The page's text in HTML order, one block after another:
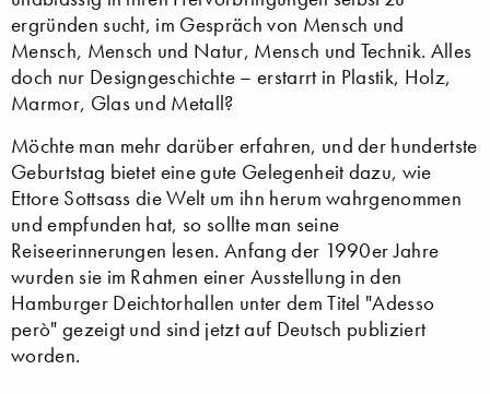
ergründen sucht, im Gespräch von Mensch und
Mensch, Mensch und Natur, Mensch und Technik. Alles
doch nur Designgeschichte ­– erstarrt in Plastik, Holz,
Marmor, Glas und Metall?
Möchte man mehr darüber erfahren, und der hundertste
Geburtstag bietet eine gute Gelegenheit dazu, wie
Ettore Sottsass die Welt um ihn herum wahrgenommen
und empfunden hat, so sollte man seine
Reiseerinnerungen lesen. Anfang der 1990er Jahre
wurden sie im Rahmen einer Ausstellung in den
Hamburger Deichtorhallen unter dem Titel "Adesso
però" gezeigt und sind jetzt auf Deutsch publiziert
worden.